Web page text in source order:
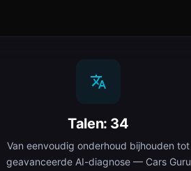
Talen: 34
Van eenvoudig onderhoud bijhouden tot
geavanceerde AI-diagnose — Cars Guru